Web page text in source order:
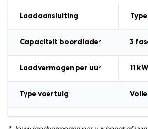
Laadaansluiting Type
Capaciteit boordlader 3
Laadvermogen per uur 11 kW
Type voertuig